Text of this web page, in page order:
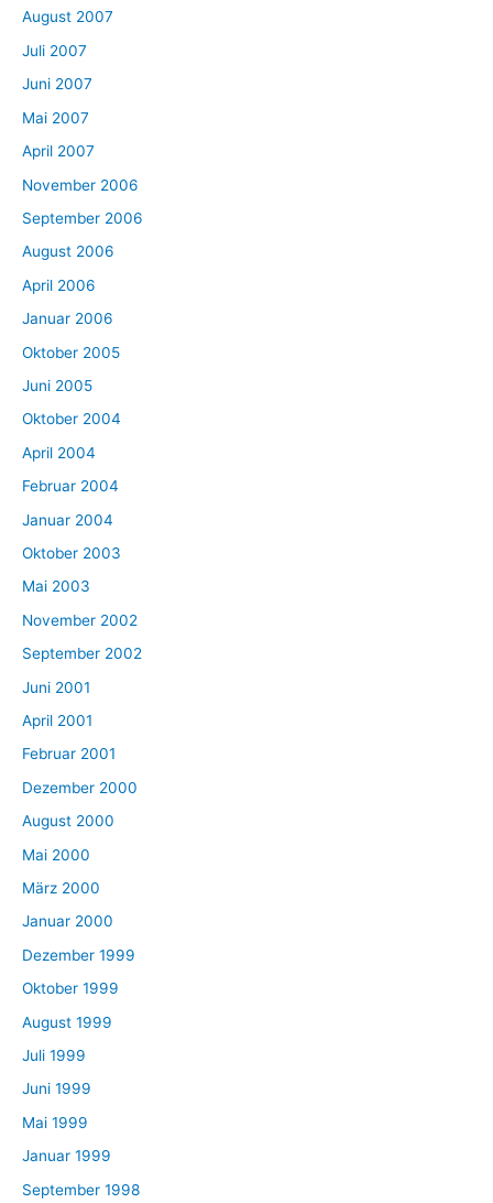
August 2007
Juli 2007
Juni 2007
Mai 2007
April 2007
November 2006
September 2006
August 2006
April 2006
Januar 2006
Oktober 2005
Juni 2005
Oktober 2004
April 2004
Februar 2004
Januar 2004
Oktober 2003
Mai 2003
November 2002
September 2002
Juni 2001
April 2001
Februar 2001
Dezember 2000
August 2000
Mai 2000
März 2000
Januar 2000
Dezember 1999
Oktober 1999
August 1999
Juli 1999
Juni 1999
Mai 1999
Januar 1999
September 1998